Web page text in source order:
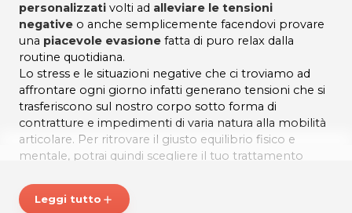
personalizzati volti ad alleviare le tensioni
negative o anche semplicemente facendovi provare
una piacevole evasione fatta di puro relax dalla
routine quotidiana.
Lo stress e le situazioni negative che ci troviamo ad
affrontare ogni giorno infatti generano tensioni che si
trasferiscono sul nostro corpo sotto forma di
contratture e impedimenti di varia natura alla mobilità
articolare. Per ritrovare il giusto equilibrio fisico e
mentale, potrai quindi scegliere il tuo trattamento
Massaggio tradizionale svedese con oli
Leggi tutto add